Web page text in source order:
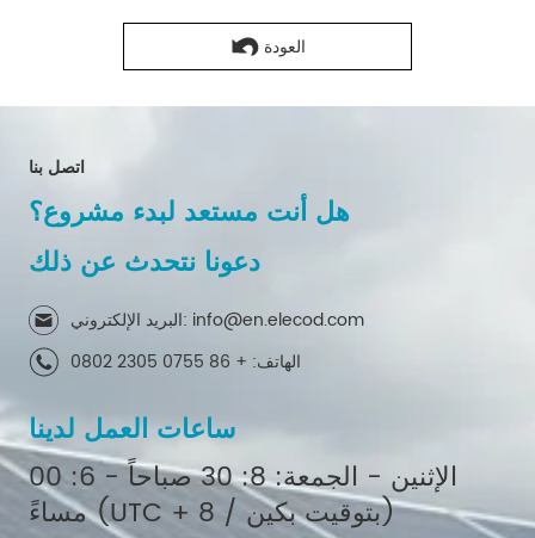
العودة
اتصل بنا
هل أنت مستعد لبدء مشروع؟
دعونا نتحدث عن ذلك
البريد الإلكتروني: info@en.elecod.com
الهاتف: + 86 0755 2305 0802
ساعات العمل لدينا
الإثنين - الجمعة: 8: 30 صباحاً - 6: 00
مساءً (UTC + 8 / بتوقيت بكين)